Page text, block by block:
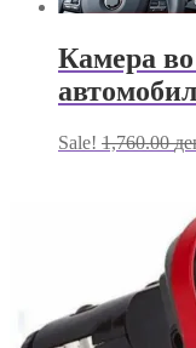
Камера во
автомобил
Sale! 1,760.00